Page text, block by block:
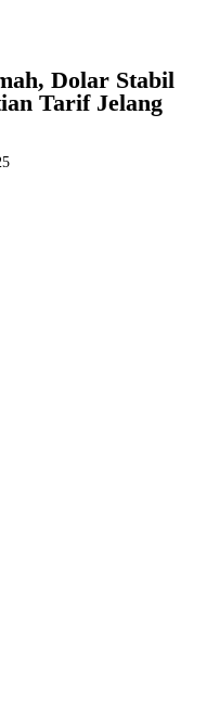
Dolar Stabil
Tarif Jelang